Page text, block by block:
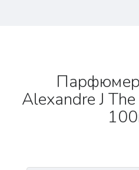
Alexandre J